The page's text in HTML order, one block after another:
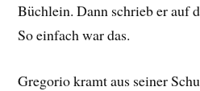
Büchlein. Dann schrieb er auf
So einfach war das.
Gregorio kramt aus seiner